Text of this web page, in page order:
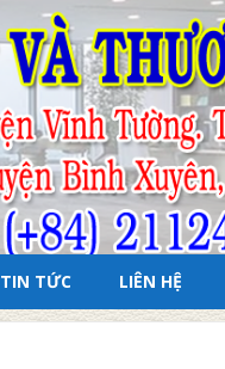
TIN TỨC LIÊN HỆ